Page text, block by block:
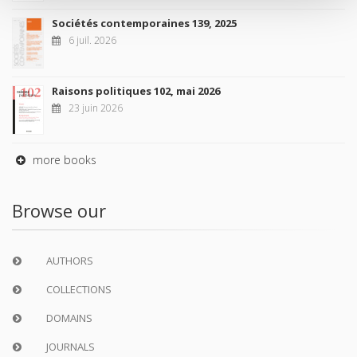
Sociétés contemporaines 139, 2025
6 juil. 2026
Raisons politiques 102, mai 2026
23 juin 2026
more books
Browse our
AUTHORS
COLLECTIONS
DOMAINS
JOURNALS